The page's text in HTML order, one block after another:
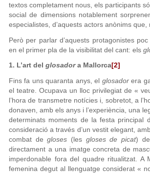
textos completament nous, els participants
social de dimensions notablement
especialistes, d’aquests actors anònims
Però per parlar d’aquests protagonistes
en el primer pla de la visibilitat del cant: els
1. L’art del glosadora Mallorca[2]
Fins fa uns quaranta anys, el glosadorera
el teatre. Ocupava un lloc privilegiat de «
l’hora de transmetre notícies i, sobretot, a
donaven, amb els anys i l’experiència, una
determinats moments de la festa principal
consideració a través d’un vestit elegant,
combat degloses (les gloses de picat)
directament a una imatge concreta de
imperdonable fora del quadre ritualitzat.
femenina degut al llenguatge considerat «